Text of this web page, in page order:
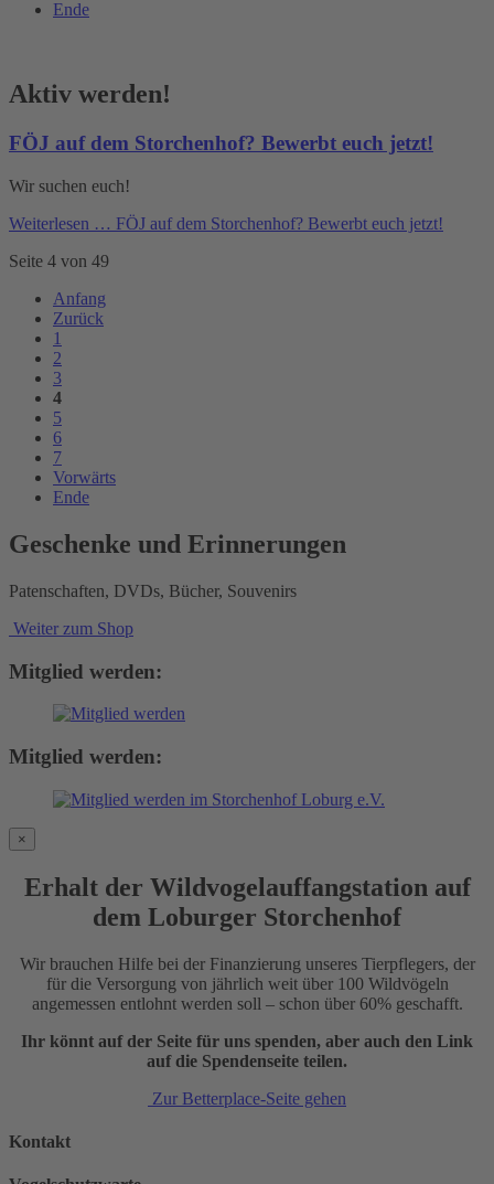
Ende
Aktiv werden!
FÖJ auf dem Storchenhof? Bewerbt euch jetzt!
Wir suchen euch!
Weiterlesen … FÖJ auf dem Storchenhof? Bewerbt euch jetzt!
Seite 4 von 49
Anfang
Zurück
1
2
3
4
5
6
7
Vorwärts
Ende
Geschenke und Erinnerungen
Patenschaften, DVDs, Bücher, Souvenirs
Weiter zum Shop
Mitglied werden:
Mitglied werden:
×
Erhalt der Wildvogelauffangstation auf
dem Loburger Storchenhof
Wir brauchen Hilfe bei der Finanzierung unseres Tierpflegers, der
für die Versorgung von jährlich weit über 100 Wildvögeln
angemessen entlohnt werden soll – schon über 60% geschafft.
Ihr könnt auf der Seite für uns spenden, aber auch den Link
auf die Spendenseite teilen.
Zur Betterplace-Seite gehen
Kontakt